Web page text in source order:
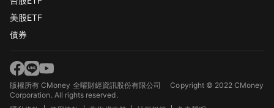
美股ETF
債券
版權所有 CMoney 全曜財經資訊股份有限公司Copyright © 2022 CMoney
Corporation. All rights reserved.